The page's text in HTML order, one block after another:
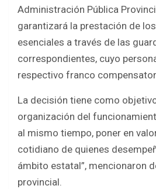
Administración Pública
garantizará la prestación de
esenciales a través de las
correspondientes, cuyo
respectivo franco
La decisión tiene como
organización del
al mismo tiempo, poner en
cotidiano de quienes
ámbito estatal”, mencionaron
provincial.